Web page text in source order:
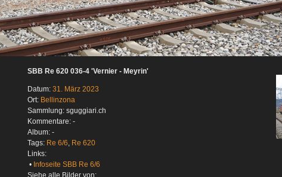
SBB Re 620 036-4 'Vernier - Meyrin'
Datum: 31. März 2023
Ort: Bellinzona
Sammlung: sguggiari.ch
Kommentare: -
Album: -
Tags: Re 6/6, Re 620
Links:
• Infoseite SBB Re 6/6